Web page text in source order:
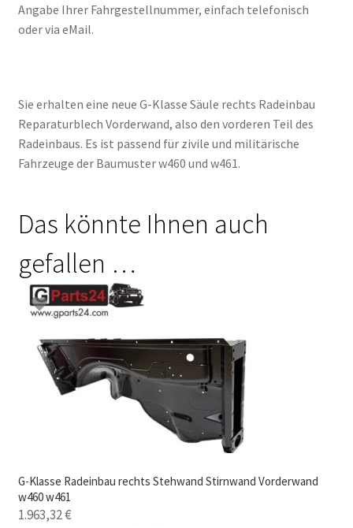
Angabe Ihrer Fahrgestellnummer, einfach telefonisch
oder via eMail.
Sie erhalten eine neue G-Klasse Säule rechts Radeinbau
Reparaturblech Vorderwand, also den vorderen Teil des
Radeinbaus. Es ist passend für zivile und militärische
Fahrzeuge der Baumuster w460 und w461.
Das könnte Ihnen auch
gefallen …
G-Klasse Radeinbau rechts Stehwand Stirnwand Vorderwand
w460 w461
1.963,32€